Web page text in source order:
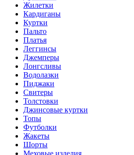
Жилетки
Кардиганы
Куртки
Пальто
Платья
Леггинсы
Джемперы
Лонгсливы
Водолазки
Пиджаки
Свитеры
Толстовки
Джинсовые куртки
Топы
Футболки
Жакеты
Шорты
Меховые изделия